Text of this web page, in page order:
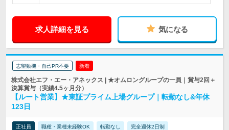
求人詳細を見る 気になる
志望動機・自己PR不要 新着
株式会社エフ・エー・アネックス | ★オムロングループの一員｜賞与2回＋
決算賞与（実績4.5ヶ月分）
【ルート営業】★東証プライム上場グループ｜転勤なし&年休
123日
正社員 職種・業種未経験OK 転勤なし 完全週休2日制